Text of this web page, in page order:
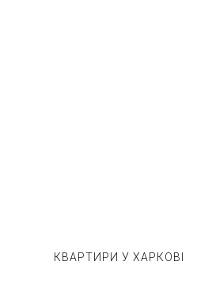
КВАРТИРИ У ХАРКОВІ